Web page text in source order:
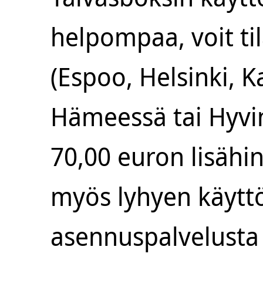
helpompaa, voit
(Espoo, Helsinki,
Hämeessä tai
70,00 euron
myös lyhyen